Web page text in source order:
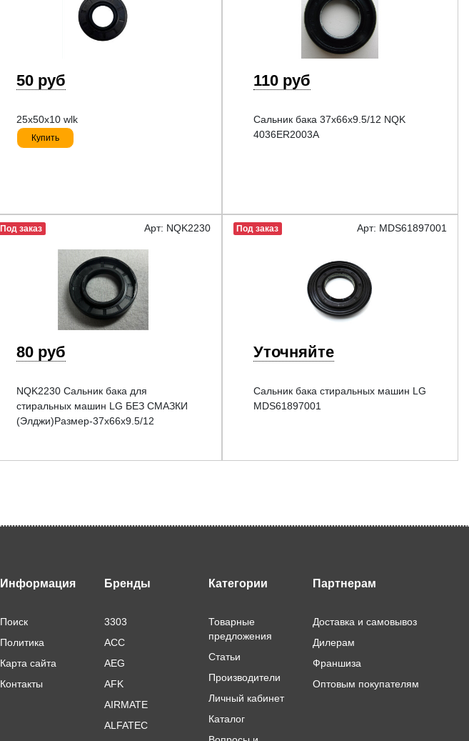
50 руб
25x50x10 wlk
Купить
110 руб
Сальник бака 37x66x9.5/12 NQK
4036ER2003A
Под заказ Арт: NQK2230
80 руб
NQK2230 Сальник бака для
стиральных машин LG БЕЗ СМАЗКИ
(Элджи)Размер-37x66x9.5/12
Под заказ Арт: MDS61897001
Уточняйте
Сальник бака стиральных машин LG
MDS61897001
Информация
Поиск
Политика
Карта сайта
Контакты
Бренды
3303
ACC
AEG
AFK
AIRMATE
ALFATEC
Категории
Товарные
предложения
Статьи
Производители
Личный кабинет
Каталог
Партнерам
Доставка и самовывоз
Дилерам
Франшиза
Оптовым покупателям